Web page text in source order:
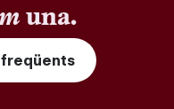
una.
freqüents